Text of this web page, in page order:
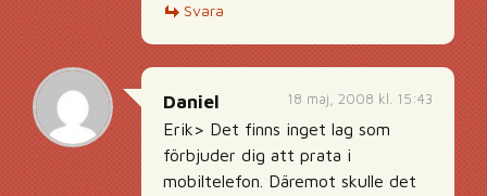
Svara
18 maj, 2008 kl. 15:43
Daniel
Erik> Det finns inget lag som
förbjuder dig att prata i
mobiltelefon. Däremot skulle det